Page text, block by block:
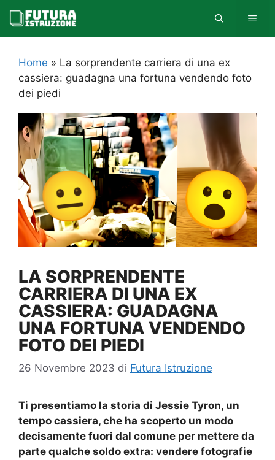
contenuto
Home » La sorprendente carriera di una ex
cassiera: guadagna una fortuna vendendo foto
dei piedi
LA SORPRENDENTE
CARRIERA DI UNA EX
CASSIERA: GUADAGNA
UNA FORTUNA VENDENDO
FOTO DEI PIEDI
26 Novembre 2023 di Futura Istruzione
Ti presentiamo la storia di Jessie Tyron, un
tempo cassiera, che ha scoperto un modo
decisamente fuori dal comune per mettere da
parte qualche soldo extra: vendere fotografie